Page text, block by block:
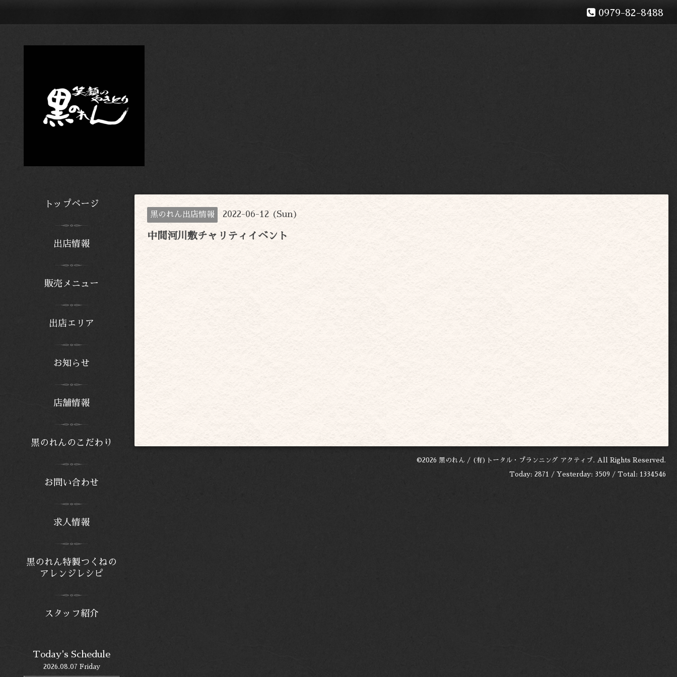
0979-82-8488
黒のれん出店情報 2022-06-12 (Sun)
中間河川敷チャリティイベント
©2026 黒のれん / (有)トータル・プランニング アクティブ. All Rights Reserved.
Today: 2871 / Yesterday: 3509 / Total: 1334546
トップページ
販売メニュー
出店エリア
お知らせ
店舗情報
黒のれんのこだわり
お問い合わせ
求人情報
黒のれん特製つくねの
アレンジレシピ
スタッフ紹介
出店情報
Today's Schedule
2026.08.07 Friday